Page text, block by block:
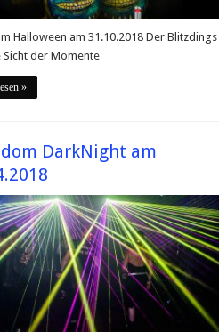
Halloween am 31.10.2018 Der Blitzdings
Sicht der Momente
»
DarkNight am